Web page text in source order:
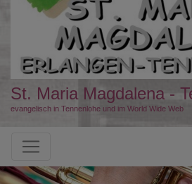
St. Maria Magdalena -
evangelisch in Tennenlohe und im World Wide Web
Hauptnavigation